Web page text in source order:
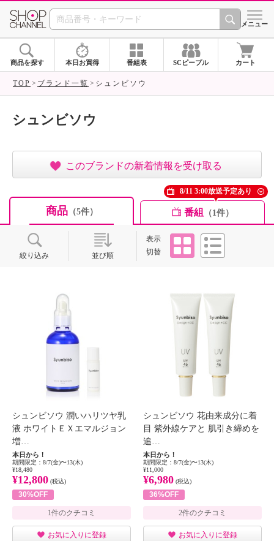
SHOP CHANNEL ショッ
メニュー
商品を探す 本日お買得 番組表 SCピープル カート
TOP ブランド一覧 シュンビソウ
シュンビソウ
このブランドの新着情報を受け取る
商品（5件） 番組 （1件）
8/11 3:00放送予定あり
絞り込み 並び順
表示
切替
タイル
シュンビソウ 潤いハリツヤ乳
液 ホワイトＥＸエマルジョン
増…
本日から！
期間限定：8/7(金)〜13(木)
¥18,480
¥12,800 (税込)
30%OFF
1件のクチコミ
お気に入りに登録
シュンビソウ 花由来成分に着
目 紫外線ケアと 肌引き締めを
追…
本日から！
期間限定：8/7(金)〜13(木)
¥11,000
¥6,980 (税込)
36%OFF
2件のクチコミ
お気に入りに登録